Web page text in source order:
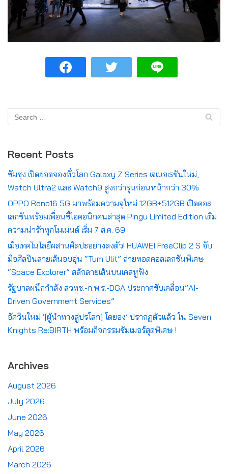
Recent Posts
ซัมซุง เปิดยอดจองทั่วโลก Galaxy Z Series เจเนอเรชันใหม่,
Watch Ultra2 และ Watch9 สูงกว่ารุ่นก่อนหน้ากว่า 30%
OPPO Reno16 5G มาพร้อมความจุใหม่ 12GB+512GB เปิดคอล
เลกชันพร้อมเพื่อนซี้ไอคอนิกคนล่าสุด Pingu Limited Edition เติม
ความน่ารักทุกโมเมนต์ เริ่ม 7 ส.ค. 69
เมื่อเทคโนโลยีผสานศิลปะอย่างลงตัว! HUAWEI FreeClip 2 S จับ
มือศิลปินลายเส้นอบอุ่น “Tum Ulit” ถ่ายทอดคอลเลกชันพิเศษ
“Space Explorer” สลักลายเส้นบนเคสหูฟัง
รัฐบาลผนึกกำลัง สวทช.-ก.พ.ร.-DGA ประกาศขับเคลื่อน”AI-
Driven Government Services”
อัศวินใหม่ ‘[ผู้นำทางสู่ปรโลก] โดยอง’ ปรากฏตัวแล้ว ใน Seven
Knights Re:BIRTH พร้อมกิจกรรมซัมเมอร์สุดพิเศษ !
Archives
August 2026
July 2026
June 2026
May 2026
April 2026
March 2026